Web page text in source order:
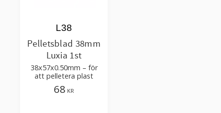
Pelletsblad 38mm
Luxia 1st
38x57x0.50mm – för
att pelletera plast
L38
68 KR